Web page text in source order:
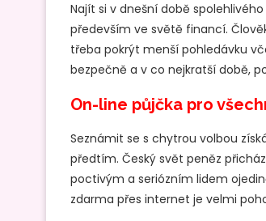
Najít si v dnešní době
především ve světě financí.
třeba pokrýt menší pohledávku
bezpečně a v co nejkratší době,
On-line půjčka pro
Seznámit se s chytrou volbou
předtím. Český svět peněz
poctivým a seriózním lidem
zdarma přes internet je velmi